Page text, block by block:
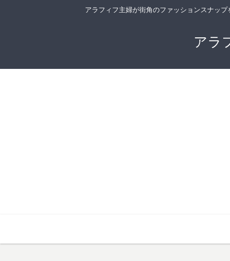
アラフィフ主婦が街角のファッションスナッ
アラ